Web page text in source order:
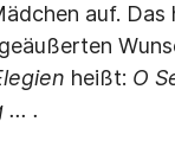
auf.
heißt: O
... .